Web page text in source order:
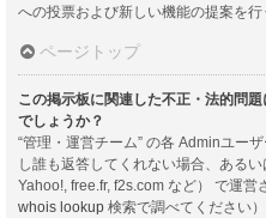
への投票および新しい機能の提案を行
ページトップ
この掲示板に関連した不正・法的問
でしょうか？
“管理・運営チーム” の各 Adminユー
し誰も返答してくれない場合、ある
Yahoo!, free.fr, f2s.com など） で運
whois lookup 検索で調べてください